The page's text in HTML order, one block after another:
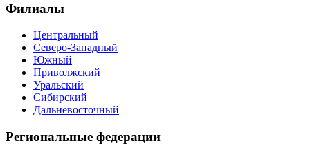
Филиалы
Центральный
Северо-Западный
Южный
Приволжский
Уральский
Сибирский
Дальневосточный
Региональные федерации